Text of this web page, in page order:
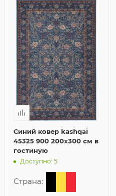
Синий ковер kashqai
45325 900 200x300 см в
гостиную
Доступно: 5
Страна: